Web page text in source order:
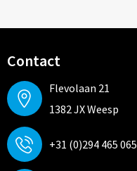
Contact
Flevolaan 21
1382 JX Weesp
+31 (0)294 465 065